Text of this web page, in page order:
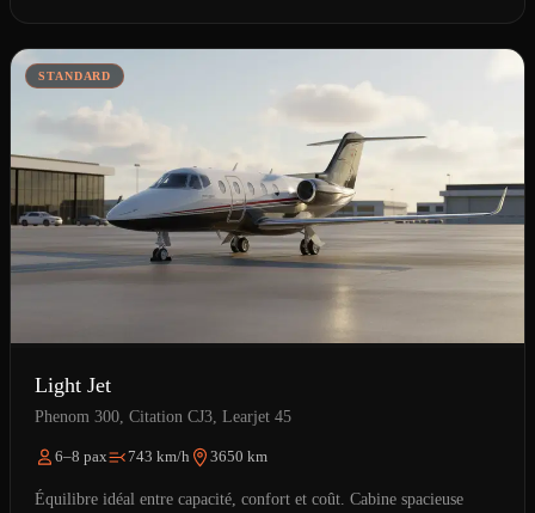
STANDARD
Light Jet
Phenom 300, Citation CJ3, Learjet 45
6–8 pax 743 km/h 3650 km
Équilibre idéal entre capacité, confort et coût. Cabine spacieuse